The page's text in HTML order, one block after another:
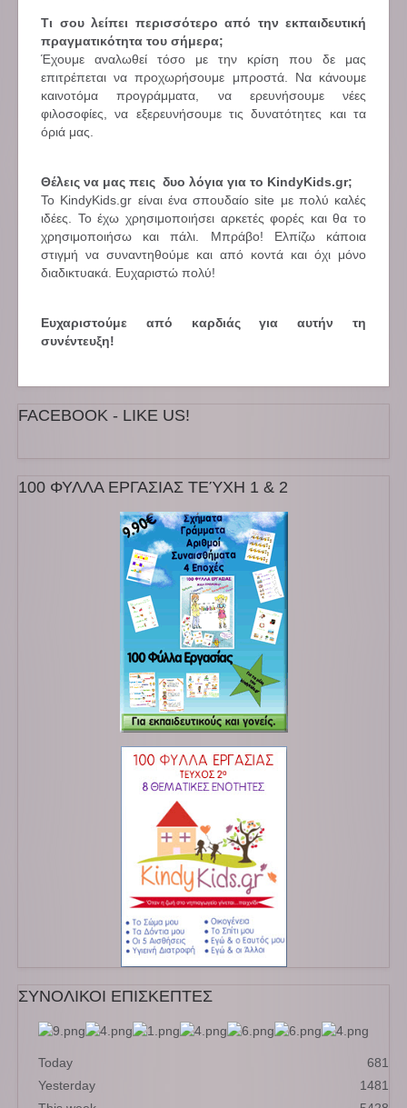
Τι σου λείπει περισσότερο από την εκπαιδευτική
πραγματικότητα του σήμερα;
Έχουμε αναλωθεί τόσο με την κρίση που δε μας
επιτρέπεται να προχωρήσουμε μπροστά. Να κάνουμε
καινοτόμα προγράμματα, να ερευνήσουμε νέες
φιλοσοφίες, να εξερευνήσουμε τις δυνατότητες και τα
όριά μας.
Θέλεις να μας πεις δυο λόγια για το KindyKids.gr;
Το KindyKids.gr είναι ένα σπουδαίο site με πολύ καλές
ιδέες. Το έχω χρησιμοποιήσει αρκετές φορές και θα το
χρησιμοποιήσω και πάλι. Μπράβο! Ελπίζω κάποια
στιγμή να συναντηθούμε και από κοντά και όχι μόνο
διαδικτυακά. Ευχαριστώ πολύ!
Ευχαριστούμε από καρδιάς για αυτήν τη
συνέντευξη!
FACEBOOK - LIKE US!
100 ΦΥΛΛΑ ΕΡΓΑΣΙΑΣ ΤΕΎΧΗ 1 & 2
ΣΥΝΟΛΙΚΟΙ ΕΠΙΣΚΕΠΤΕΣ
Today
681
Yesterday
1481